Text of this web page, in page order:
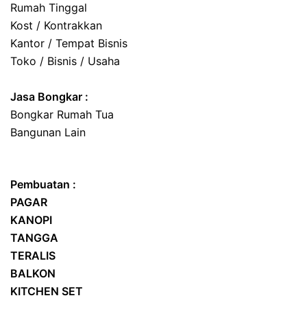
Rumah Tinggal
Kost / Kontrakkan
Kantor / Tempat Bisnis
Toko / Bisnis / Usaha
Jasa Bongkar :
Bongkar Rumah Tua
Bangunan Lain
Pembuatan :
PAGAR
KANOPI
TANGGA
TERALIS
BALKON
KITCHEN SET